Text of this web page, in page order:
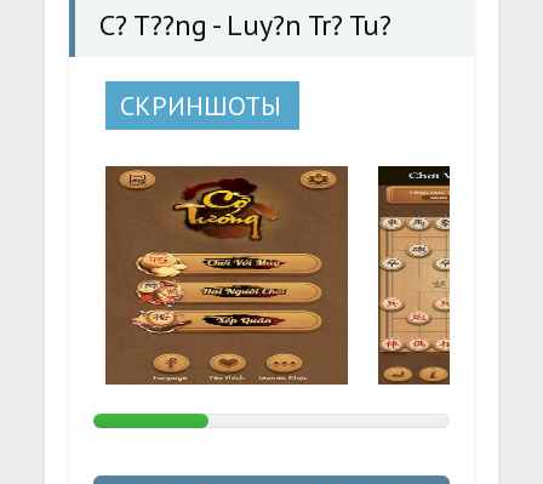
C? T??ng - Luy?n Tr? Tu?
СКРИНШОТЫ